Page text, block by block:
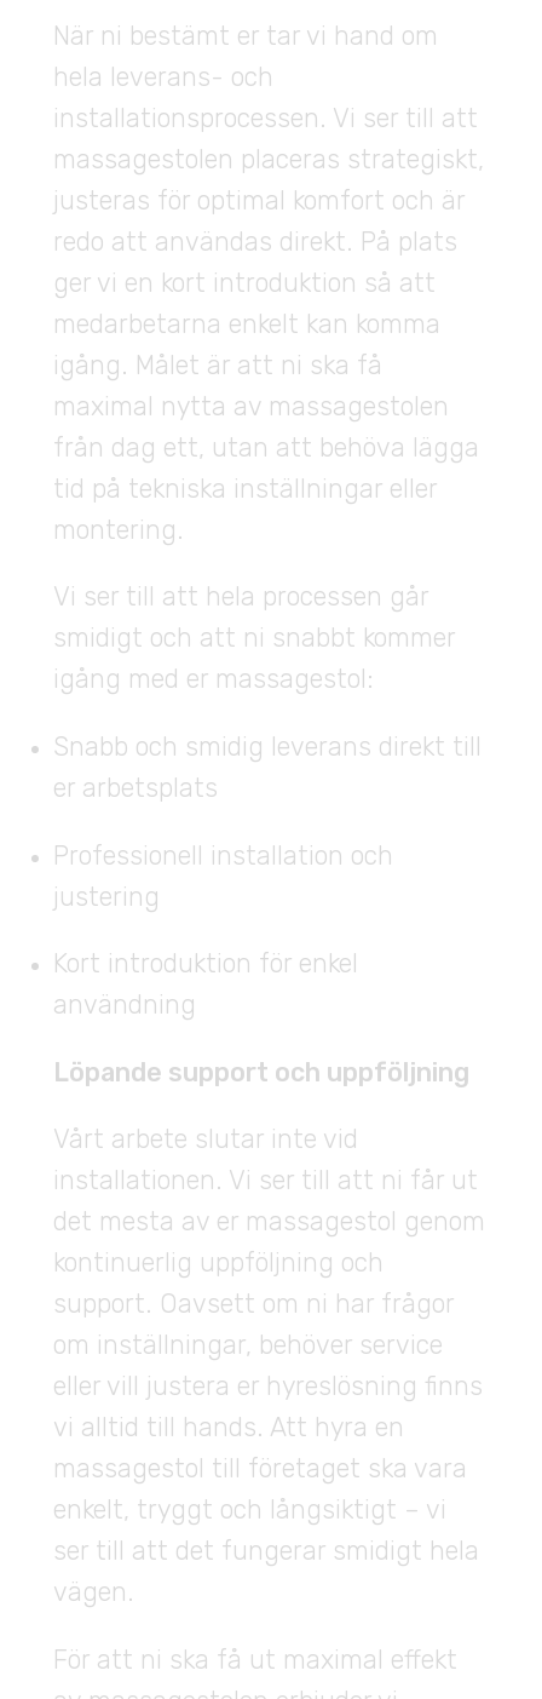
När ni bestämt er tar vi hand om
hela leverans- och
installationsprocessen. Vi ser till att
massagestolen placeras strategiskt,
justeras för optimal komfort och är
redo att användas direkt. På plats
ger vi en kort introduktion så att
medarbetarna enkelt kan komma
igång. Målet är att ni ska få
maximal nytta av massagestolen
från dag ett, utan att behöva lägga
tid på tekniska inställningar eller
montering.
Vi ser till att hela processen går
smidigt och att ni snabbt kommer
igång med er massagestol:
Snabb och smidig leverans direkt till
er arbetsplats
Professionell installation och
justering
Kort introduktion för enkel
användning
Löpande support och uppföljning
Vårt arbete slutar inte vid
installationen. Vi ser till att ni får ut
det mesta av er massagestol genom
kontinuerlig uppföljning och
support. Oavsett om ni har frågor
om inställningar, behöver service
eller vill justera er hyreslösning finns
vi alltid till hands. Att hyra en
massagestol till företaget ska vara
enkelt, tryggt och långsiktigt – vi
ser till att det fungerar smidigt hela
vägen.
För att ni ska få ut maximal effekt